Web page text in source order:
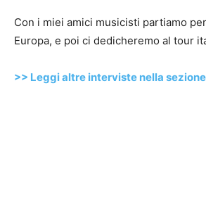
Con i miei amici musicisti partiamo
Europa, e poi ci dedicheremo al tour
>> Leggi altre interviste nella